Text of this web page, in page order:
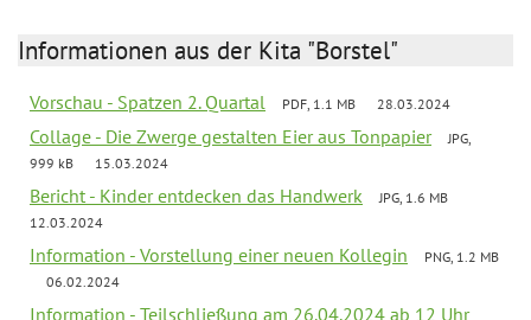
Informationen aus der Kita "Borstel"
Vorschau - Spatzen 2. Quartal PDF, 1.1 MB 28.03.2024
Collage - Die Zwerge gestalten Eier aus Tonpapier
JPG,
999 kB
15.03.2024
Bericht - Kinder entdecken das Handwerk
JPG, 1.6 MB
12.03.2024
Information - Vorstellung einer neuen Kollegin
PNG, 1.2 MB
06.02.2024
Information - Teilschließung am 26.04.2024 ab 12 Uhr